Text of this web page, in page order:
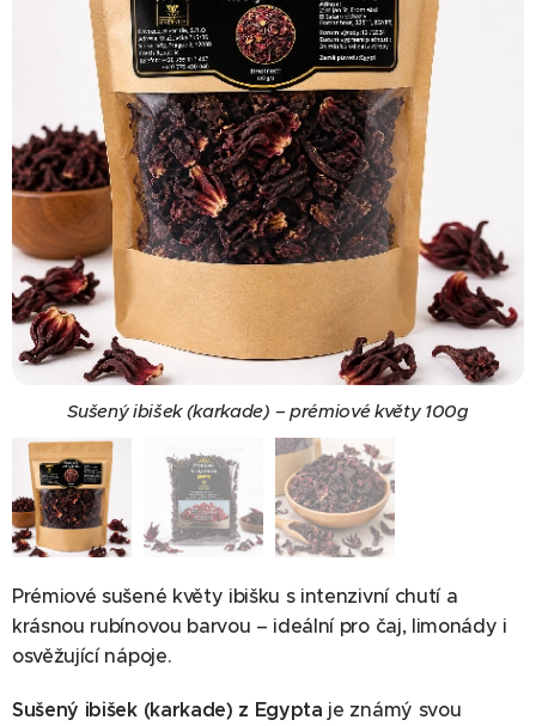
Sušený ibišek (karkade) – prémiové květy 100g
Sušený ibišek (karkade) – prémiové květy 250g
Sušený ibišek (karkade) – prémiové květy
Prémiové sušené květy ibišku s intenzivní chutí a
krásnou rubínovou barvou – ideální pro čaj, limonády i
osvěžující nápoje.
Sušený ibišek (karkade) z Egypta je známý svou